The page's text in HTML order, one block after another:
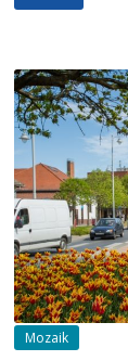
Mozaik